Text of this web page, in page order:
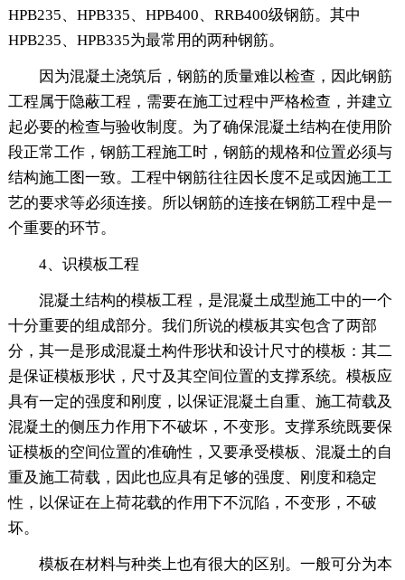
HPB235、HPB335、HPB400、RRB400级钢筋。其中
HPB235、HPB335为最常用的两种钢筋。
因为混凝土浇筑后，钢筋的质量难以检查，因此钢筋
工程属于隐蔽工程，需要在施工过程中严格检查，并建立
起必要的检查与验收制度。为了确保混凝土结构在使用阶
段正常工作，钢筋工程施工时，钢筋的规格和位置必须与
结构施工图一致。工程中钢筋往往因长度不足或因施工工
艺的要求等必须连接。所以钢筋的连接在钢筋工程中是一
个重要的环节。
4、识模板工程
混凝土结构的模板工程，是混凝土成型施工中的一个
十分重要的组成部分。我们所说的模板其实包含了两部
分，其一是形成混凝土构件形状和设计尺寸的模板：其二
是保证模板形状，尺寸及其空间位置的支撑系统。模板应
具有一定的强度和刚度，以保证混凝土自重、施工荷载及
混凝土的侧压力作用下不破坏，不变形。支撑系统既要保
证模板的空间位置的准确性，又要承受模板、混凝土的自
重及施工荷载，因此也应具有足够的强度、刚度和稳定
性，以保证在上荷花载的作用下不沉陷，不变形，不破
坏。
模板在材料与种类上也有很大的区别。一般可分为本